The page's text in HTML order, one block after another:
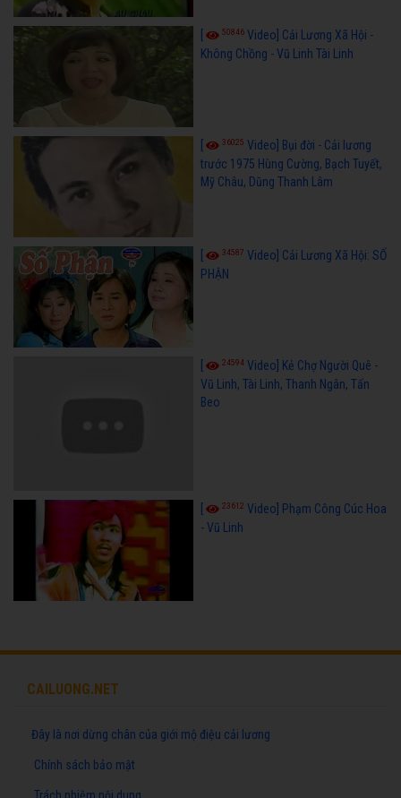
50846 Video] Cải Lương Xã Hội -
Không Chồng - Vũ Linh Tài Linh
36025 Video] Bụi đời - Cải lương
trước 1975 Hùng Cường, Bạch Tuyết,
Mỹ Châu, Dũng Thanh Lâm
34587 Video] Cải Lương Xã Hội: SỐ
PHẬN
24594 Video] Kẻ Chợ Người Quê -
Vũ Linh, Tài Linh, Thanh Ngân, Tấn
Beo
23612 Video] Phạm Công Cúc Hoa
- Vũ Linh
CAILUONG.NET
Đây là nơi dừng chân của giới mộ điệu cải lương
Chính sách bảo mật